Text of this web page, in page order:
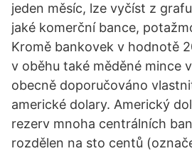
jeden měsíc, lze vyčíst z
jaké komerční bance,
Kromě bankovek v hodnotě
v oběhu také měděné mince
obecně doporučováno
americké dolary. Americký
rezerv mnoha centrálních
rozdělen na sto centů